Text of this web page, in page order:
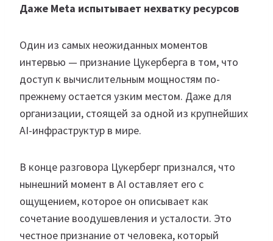
Даже Meta испытывает нехватку ресурсов
Один из самых неожиданных моментов
интервью — признание Цукерберга в том, что
доступ к вычислительным мощностям по-
прежнему остается узким местом. Даже для
организации, стоящей за одной из крупнейших
AI-инфраструктур в мире.
В конце разговора Цукерберг признался, что
нынешний момент в AI оставляет его с
ощущением, которое он описывает как
сочетание воодушевления и усталости. Это
честное признание от человека, который